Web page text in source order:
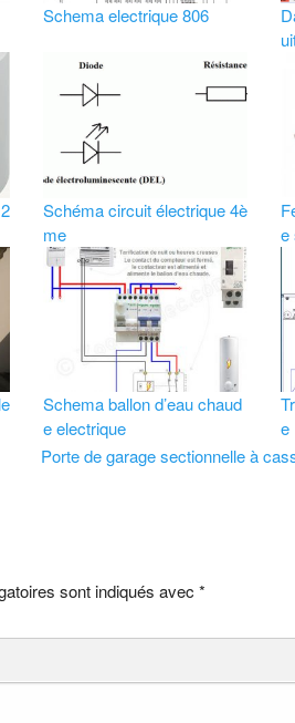
Schema electrique 806
Schéma circuit électrique 4è
me
e
Schema ballon d’eau chaud
e electrique
e
Porte de garage sectionnelle à
sont indiqués avec *